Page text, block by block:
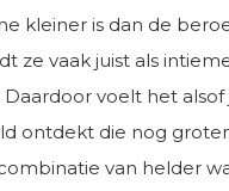
kleiner is dan de
ze vaak juist als
voelt het alsof
ontdekt die nog
van helder